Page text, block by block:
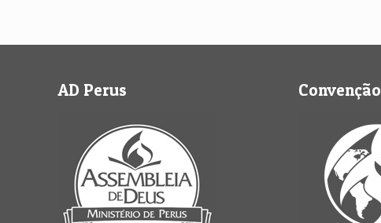
AD Perus Convenção